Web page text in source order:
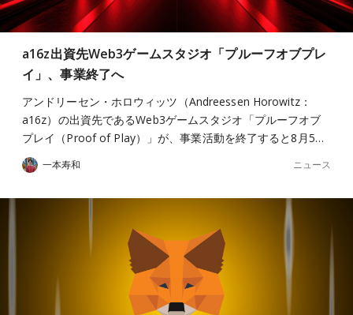
a16z出資先Web3ゲームスタジオ「プルーフオブプレ
イ」、事業終了へ
アンドリーセン・ホロウィッツ（Andreessen Horowitz：
a16z）の出資先であるWeb3ゲームスタジオ「プルーフオブ
プレイ（Proof of Play）」が、事業活動を終了すると8月5…
一本寿和 ニュース